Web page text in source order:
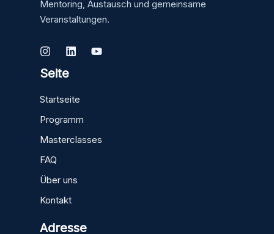
Mentoring, Austausch und gemeinsame
Veranstaltungen.
Seite
Startseite
Programm
Masterclasses
FAQ
Über uns
Kontakt
Adresse